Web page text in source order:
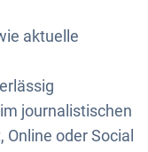
aktuelle
journalistischen
oder Social